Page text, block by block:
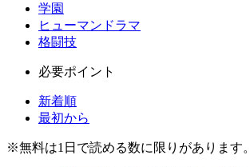
学園
ヒューマンドラマ
格闘技
必要ポイント
新着順
最初から
※無料は1日で読める数に限りがあります。